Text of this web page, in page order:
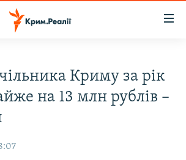
Криму за рік
на 13 млн рублів –